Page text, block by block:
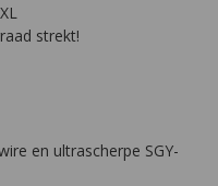
strekt!
en ultrascherpe SGY-